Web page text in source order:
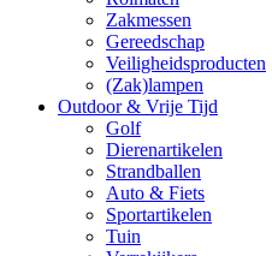
Zakmessen
Gereedschap
Veiligheidsproducten
(Zak)lampen
Outdoor & Vrije Tijd
Golf
Dierenartikelen
Strandballen
Auto & Fiets
Sportartikelen
Tuin